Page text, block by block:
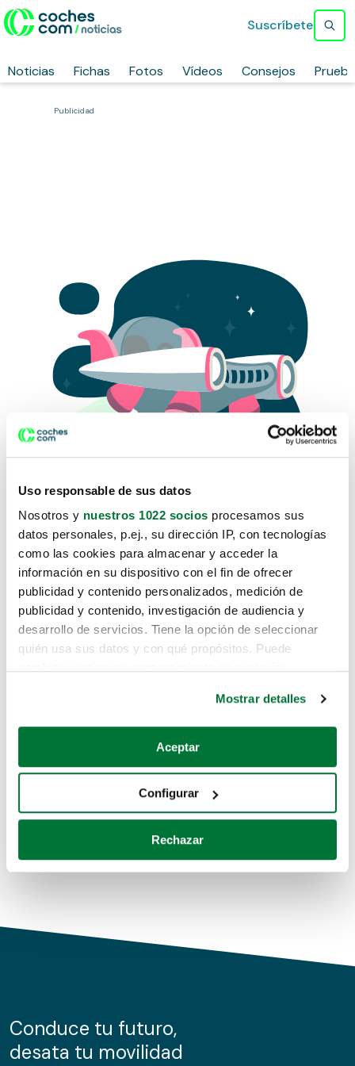
Uso responsable de sus datos
Nosotros y nuestros 1022 socios procesamos sus
datos personales, p.ej., su dirección IP, con tecnologías
como las cookies para almacenar y acceder la
información en su dispositivo con el fin de ofrecer
publicidad y contenido personalizados, medición de
publicidad y contenido, investigación de audiencia y
desarrollo de servicios. Tiene la opción de seleccionar
quién usa sus datos y con qué propósitos. Puede
Si lo permite, también quisiéramos:
Recopilar información sobre su ubicación geográfica
Identificar su dispositivo analizándolo activamente
para buscar características específicas (huellas
Obtenga más información sobre cómo se procesan sus
de cookies.
información sobre el uso que haga del sitio web con
nuestros partners de redes sociales, publicidad y análisis
Mostrar detalles
Aceptar
Configurar
Rechazar
Noticias Fichas Fotos Vídeos Consejos
Suscríbete
Publicidad
Lo sentimos, no sabemos como
te hemos traido hasta aquí.
Pero puedes encontrar el coche que estás
buscando en alguno de estos enlaces:
Coches de segunda mano
Coches de km0
Conduce tu futuro,
desata tu movilidad